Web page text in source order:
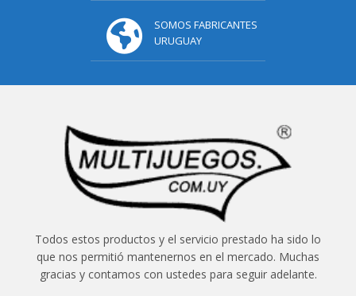
SOMOS FABRICANTES
URUGUAY
Todos estos productos y el servicio prestado ha sido lo
que nos permitió mantenernos en el mercado. Muchas
gracias y contamos con ustedes para seguir adelante.